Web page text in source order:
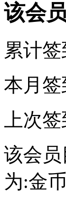
该会
累计
本月签
上次
该会
为:金币